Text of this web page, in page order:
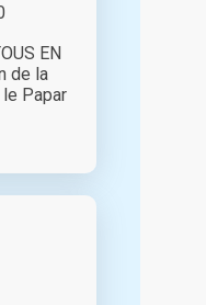
EN
de la
Papar